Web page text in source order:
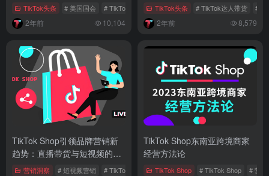
TikTok头条 # 美国国会 # TikTok剥离法案 # 社交媒体监管
2年前 10,104
TikTok头条 # TikTok达人带货 #
2年前 8,579
TikTok Shop引领品牌营销新
趋势：直播带货与短视频的全
球风潮
营销洞察 # 短视频营销 # TikTok网红 # 品牌联盟策略
TikTok Shop东南亚跨境商家
经营方法论
TikTok Shop # TikTok Shop # 营